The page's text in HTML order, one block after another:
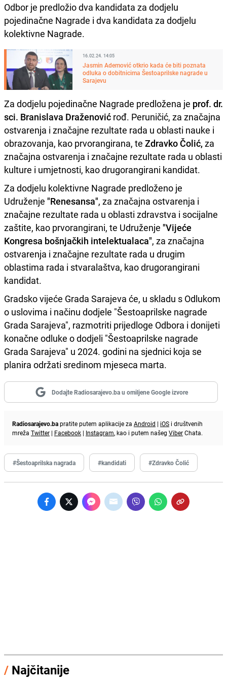
Odbor je predložio dva kandidata za dodjelu
pojedinačne Nagrade i dva kandidata za dodjelu
kolektivne Nagrade.
16.02.24. 14:05
Jasmin Ademović otkrio kada će biti poznata
odluka o dobitnicima Šestoaprilske nagrade u
Sarajevu
Za dodjelu pojedinačne Nagrade predložena je prof. dr.
sci. Branislava Draženović rođ. Peruničić, za značajna
ostvarenja i značajne rezultate rada u oblasti nauke i
obrazovanja, kao prvorangirana, te Zdravko Čolić, za
značajna ostvarenja i značajne rezultate rada u oblasti
kulture i umjetnosti, kao drugorangirani kandidat.
Za dodjelu kolektivne Nagrade predloženo je
Udruženje "Renesansa", za značajna ostvarenja i
značajne rezultate rada u oblasti zdravstva i socijalne
zaštite, kao prvorangirani, te Udruženje "Vijeće
Kongresa bošnjačkih intelektualaca", za značajna
ostvarenja i značajne rezultate rada u drugim
oblastima rada i stvaralaštva, kao drugorangirani
kandidat.
Gradsko vijeće Grada Sarajeva će, u skladu s Odlukom
o uslovima i načinu dodjele "Šestoaprilske nagrade
Grada Sarajeva", razmotriti prijedloge Odbora i donijeti
konačne odluke o dodjeli "Šestoaprilske nagrade
Grada Sarajeva" u 2024. godini na sjednici koja se
planira održati sredinom mjeseca marta.
Dodajte Radiosarajevo.ba u omiljene Google izvore
Radiosarajevo.bapratite putem aplikacije za Android | iOS i društvenih
mreža Twitter | Facebook | Instagram, kao i putem našeg ViberChata.
#Šestoaprilska nagrada #kandidati #Zdravko Čolić
/ Najčitanije